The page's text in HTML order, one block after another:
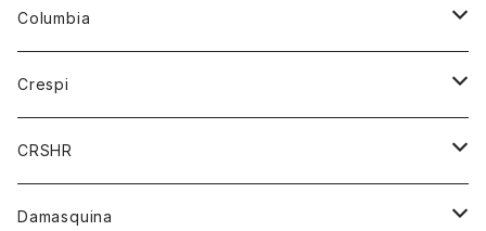
チーフ
バンダナ
トレーナー
カーディガン
ニット
Columbia
アウター
ジャケット
Crespi
ジャケット
ワンピース
CRSHR
キャップ
Damasquina